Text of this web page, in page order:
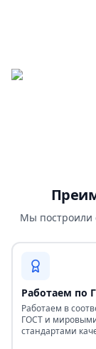
Мы построили
Работаем по
Работаем в
ГОСТ и
стандартами